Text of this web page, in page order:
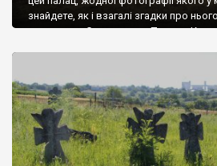
знайдете, як і взагалі згадки про
мешканець Самгородка. Палац у